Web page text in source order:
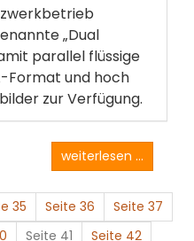
„Dual
parallel flüssige
Format und hoch
zur Verfügung.
weiterlesen ...
35 Seite 36
Seite 37
Seite 41
Seite 42